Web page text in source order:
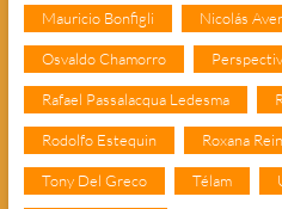
Mauricio Bonfigli Nicolás
Osvaldo Chamorro
Rafael Passalacqua Ledesma
Rodolfo Estequin Roxana
Tony Del Greco Télam